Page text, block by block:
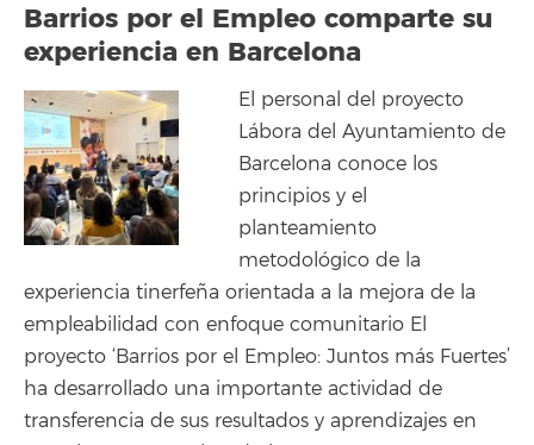
Barrios por el Empleo comparte su
experiencia en Barcelona
El personal del proyecto
Lábora del Ayuntamiento de
Barcelona conoce los
principios y el
planteamiento
metodológico de la
experiencia tinerfeña orientada a la mejora de la
empleabilidad con enfoque comunitario El
proyecto ‘Barrios por el Empleo: Juntos más Fuertes’
ha desarrollado una importante actividad de
transferencia de sus resultados y aprendizajes en